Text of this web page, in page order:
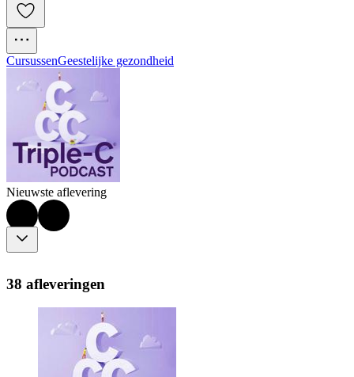
CursussenGeestelijke gezondheid
Nieuwste aflevering
38 afleveringen